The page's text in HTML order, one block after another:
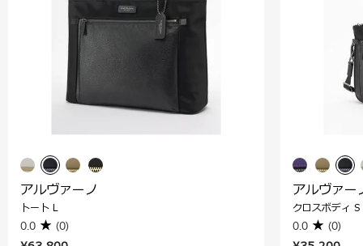
アルヴァーノ
トート L
0.0 (0)
アルヴァー
クロスボディ S
0.0 (0)